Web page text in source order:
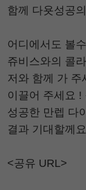
함께 다욧성공
어디에서도 볼
쥬비스와의 콜
저와 함께 가 주
이끌어 주세요 !
성공한 만렙 다
결과 기대할께
<공유 URL>